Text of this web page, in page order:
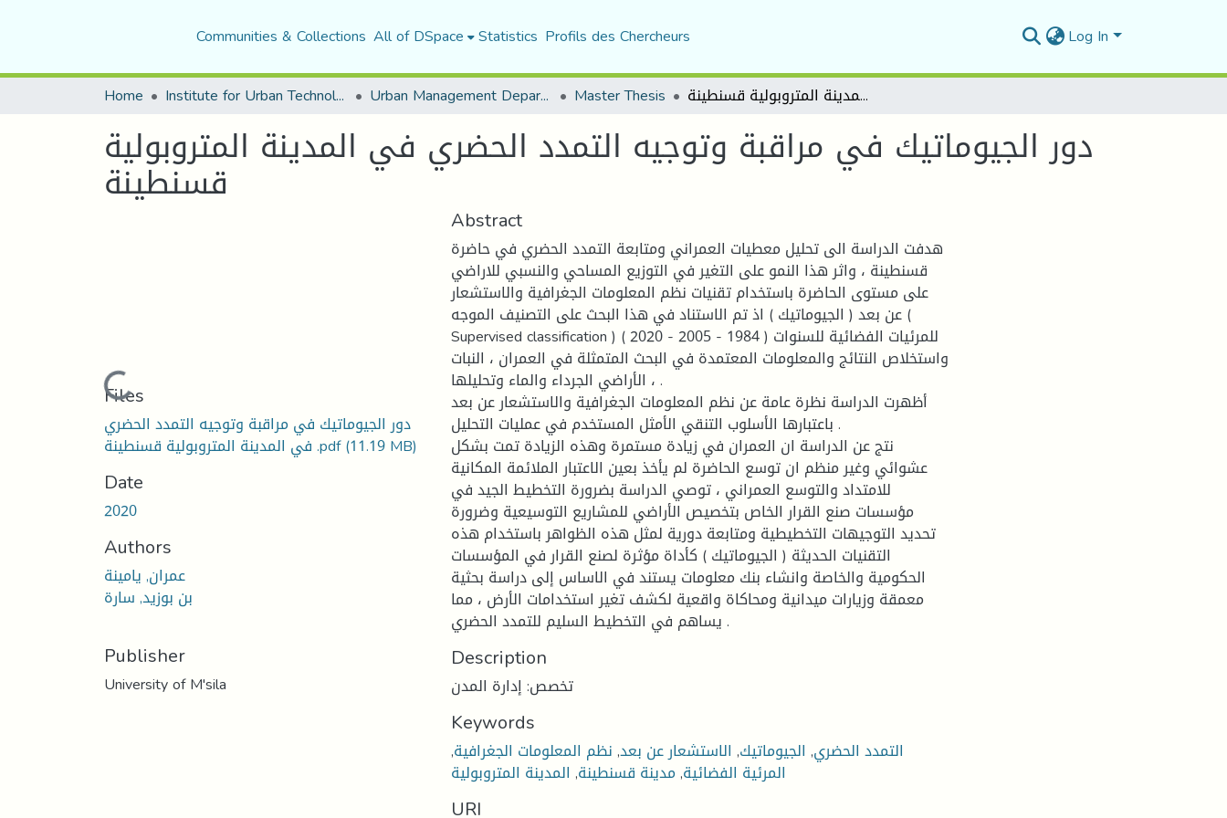
Communities & Collections All of DSpace Statistics Profils des Chercheurs Log In
Home Institute for Urban Technology Management Urban Management Department Master Thesis دور الجيوماتيك في مراقبة وتوجيه التمدد الحضري في المدينة المتروبولية قسنطينة
دور الجيوماتيك في مراقبة وتوجيه التمدد الحضري في المدينة المتروبولية
قسنطينة
Loading...
Files
دور الجيوماتيك في مراقبة وتوجيه التمدد الحضري
في المدينة المتروبولية قسنطينة .pdf(11.19 MB)
Date
2020
Authors
عمران, يامينة
بن بوزيد, سارة
Publisher
University of M'sila
Abstract
هدفت الدراسة الى تحليل معطيات العمراني ومتابعة التمدد الحضري في حاضرة
قسنطينة ، واثر هذا النمو على التغير في التوزيع المساحي والنسبي للاراضي
على مستوى الحاضرة باستخدام تقنيات نظم المعلومات الجغرافية والاستشعار
عن بعد ( الجيوماتيك ) اذ تم الاستناد في هذا البحث على التصنيف الموجه (
Supervised classification ) للمرئيات الفضائية للسنوات ( 1984 - 2005 - 2020 )
واستخلاص النتائج والمعلومات المعتمدة في البحث المتمثلة في العمران ، النبات
، الأراضي الجرداء والماء وتحليلها .
أظهرت الدراسة نظرة عامة عن نظم المعلومات الجغرافية والاستشعار عن بعد
باعتبارها الأسلوب التنقي الأمثل المستخدم في عمليات التحليل .
نتج عن الدراسة ان العمران في زيادة مستمرة وهذه الزيادة تمت بشكل
عشوائي وغير منظم ان توسع الحاضرة لم يأخذ بعين الاعتبار الملائمة المكانية
للامتداد والتوسع العمراني ، توصي الدراسة بضرورة التخطيط الجيد في
مؤسسات صنع القرار الخاص بتخصيص الأراضي للمشاريع التوسيعية وضرورة
تحديد التوجيهات التخطيطية ومتابعة دورية لمثل هذه الظواهر باستخدام هذه
التقنيات الحديثة ( الجيوماتيك ) كأداة مؤثرة لصنع القرار في المؤسسات
الحكومية والخاصة وانشاء بنك معلومات يستند في الاساس إلى دراسة بحثية
معمقة وزيارات ميدانية ومحاكاة واقعية لكشف تغير استخدامات الأرض ، مما
يساهم في التخطيط السليم للتمدد الحضري .
Description
تخصص: إدارة المدن
Keywords
التمدد الحضري, الجيوماتيك, الاستشعار عن بعد,نظم المعلومات الجغرافية,
المرئية الفضائية,مدينة قسنطينة, المدينة المتروبولية
URI